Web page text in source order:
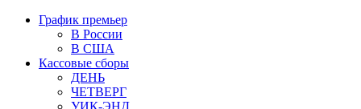
График премьер
В России
В США
Кассовые сборы
ДЕНЬ
ЧЕТВЕРГ
УИК-ЭНД